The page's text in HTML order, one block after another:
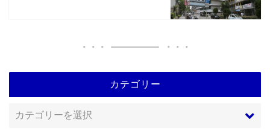
カテゴリー